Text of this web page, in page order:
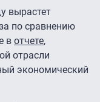
вырастет
по сравнению
в отчете,
отрасли
экономический